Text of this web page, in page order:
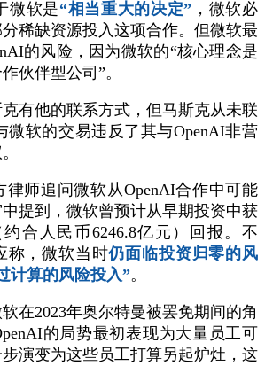
微软是“相当重大的决定” ，微软必
稀缺资源投入这项合作。但微软最
的风险，因为微软的“核心理念是
伙伴型公司”。
有他的联系方式，但马斯克从未联
微软的交易违反了其与OpenAI非营
律师追问微软从OpenAI合作中可能
提到，微软曾预计从早期投资中获
合人民币6246.8亿元）回报。不
称，微软当时仍面临投资归零的风
计算的风险投入”。
在2023年奥尔特曼被罢免期间的角
的局势最初表现为大量员工可
演变为这些员工打算另起炉灶，这